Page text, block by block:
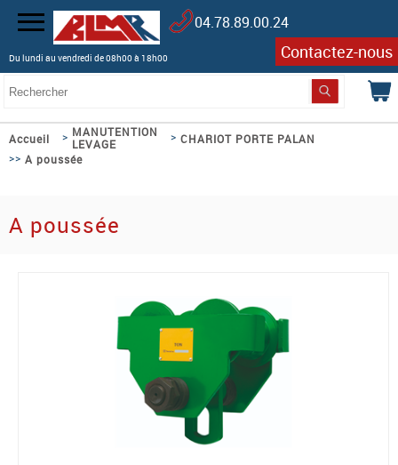
04.78.89.00.24
Du lundi au vendredi de 08h00 à 18h00 Contactez-nous
Accueil > MANUTENTION
LEVAGE
> CHARIOT PORTE PALAN
>> A poussée
A poussée